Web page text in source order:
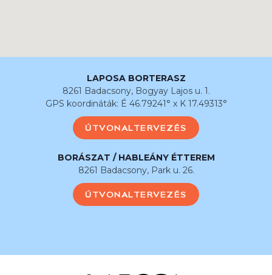
LAPOSA BORTERASZ
8261 Badacsony, Bogyay Lajos u. 1.
GPS koordináták: É 46.79241° x K 17.49313°
ÚTVONALTERVEZÉS
BORÁSZAT / HABLEÁNY ÉTTEREM
8261 Badacsony, Park u. 26.
ÚTVONALTERVEZÉS